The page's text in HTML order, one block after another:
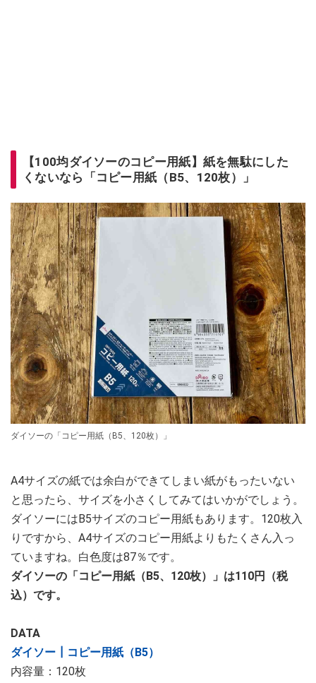
【100均ダイソーのコピー用紙】紙を無駄にした
くないなら「コピー用紙（B5、120枚）」
ダイソーの「コピー用紙（B5、120枚）」
A4サイズの紙では余白ができてしまい紙がもったいない
と思ったら、サイズを小さくしてみてはいかがでしょう。
ダイソーにはB5サイズのコピー用紙もあります。120枚入
りですから、A4サイズのコピー用紙よりもたくさん入っ
ていますね。白色度は87％です。
ダイソーの「コピー用紙（B5、120枚）」は110円（税
込）です。
DATA
ダイソー┃コピー用紙（B5）
内容量：120枚